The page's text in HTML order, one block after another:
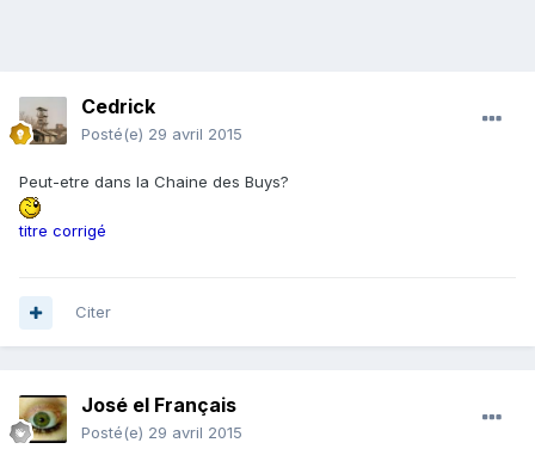
Cedrick
Posté(e) 29 avril 2015
Peut-etre dans la Chaine des Buys?
titre corrigé
Citer
José el Français
Posté(e) 29 avril 2015